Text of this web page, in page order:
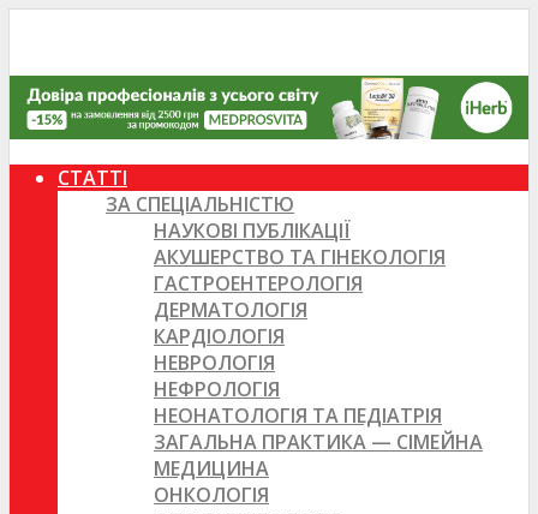
СТАТТІ
ЗА СПЕЦІАЛЬНІСТЮ
НАУКОВІ ПУБЛІКАЦІЇ
АКУШЕРСТВО ТА ГІНЕКОЛОГІЯ
ГАСТРОЕНТЕРОЛОГІЯ
ДЕРМАТОЛОГІЯ
КАРДІОЛОГІЯ
НЕВРОЛОГІЯ
НЕФРОЛОГІЯ
НЕОНАТОЛОГІЯ ТА ПЕДІАТРІЯ
ЗАГАЛЬНА ПРАКТИКА — СІМЕЙНА
МЕДИЦИНА
ОНКОЛОГІЯ